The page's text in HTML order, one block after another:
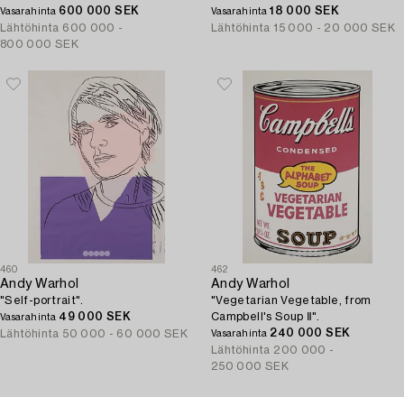
Vasarahinta 600 000 SEK
Lähtöhinta 600 000 -
800 000 SEK
Vasarahinta18 000 SEK
Lähtöhinta 15 000 - 20 000 SEK
460
Andy Warhol
"Self-portrait".
Vasarahinta 49 000 SEK
Lähtöhinta 50 000 - 60 000 SEK
462
Andy Warhol
"Vegetarian Vegetable, from
Campbell's Soup Ⅱ".
Vasarahinta 240 000 SEK
Lähtöhinta 200 000 -
250 000 SEK